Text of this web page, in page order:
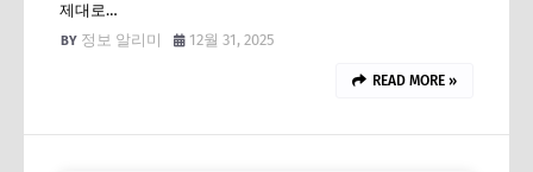
제대로…
정보 알리미
12월 31, 2025
READ MORE »